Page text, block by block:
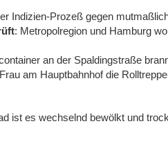
Indizien-Prozeß gegen
: Metropolregion und Hamburg
an der Spaldingstraße
am Hauptbahnhof die
ist es wechselnd bewölkt und